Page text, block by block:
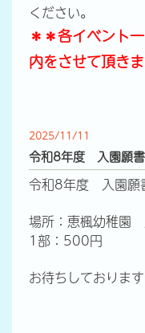
ください。
＊＊各イベント
内をさせて頂き
2025/11/11
令和8年度 入園願
令和8年度 入園願
場所：恵楓幼稚園
1部：500円
お待ちしておりま